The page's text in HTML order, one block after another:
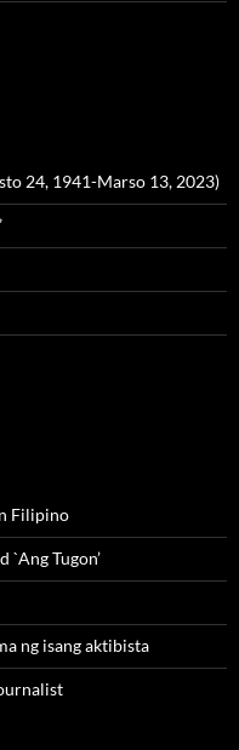
24, 1941-Marso 13, 2023)
Filipino
`Ang Tugon’
ng isang aktibista